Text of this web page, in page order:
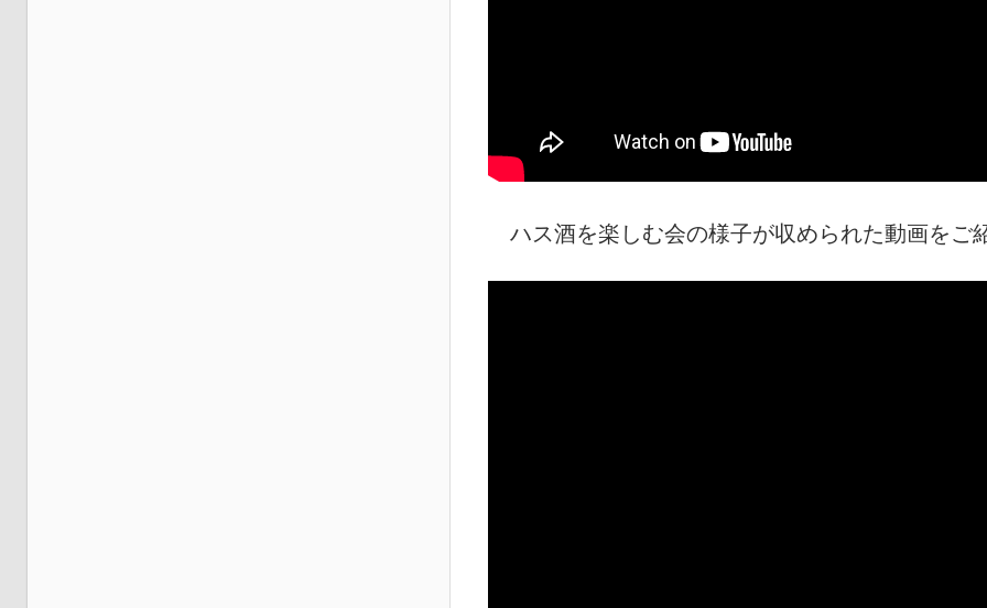
ハス酒を楽しむ会の様子が収められた動画をご